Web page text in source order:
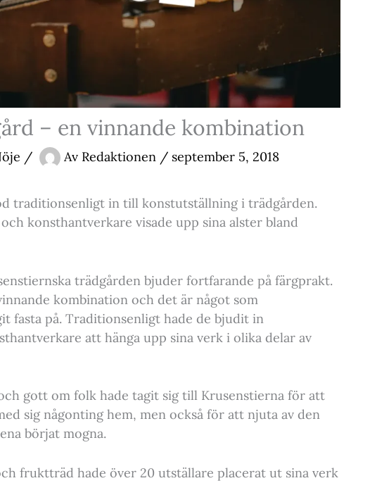
– en vinnande kombination
/ Av Redaktionen / september 5, 2018
traditionsenligt in till konstutställning i trädgården.
konsthantverkare visade upp sina alster bland
trädgården bjuder fortfarande på färgprakt.
kombination och det är något som
fasta på. Traditionsenligt hade de bjudit in
att hänga upp sina verk i olika delar av
gott om folk hade tagit sig till Krusenstierna för att
sig någonting hem, men också för att njuta av den
börjat mogna.
fruktträd hade över 20 utställare placerat ut sina verk